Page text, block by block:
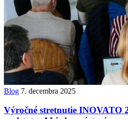
Blog 7. decembra 2025
Výročné stretnutie INOVATO